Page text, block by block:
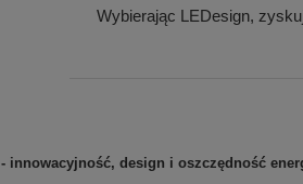
Wybierając LEDesign,
- innowacyjność, design i oszczędność